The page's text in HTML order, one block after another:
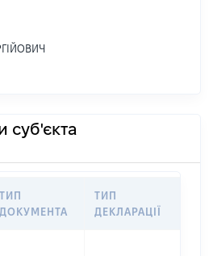
суб'єкта
ТИП
ДОКУМЕНТА
ТИП
ДЕКЛАРАЦІЇ